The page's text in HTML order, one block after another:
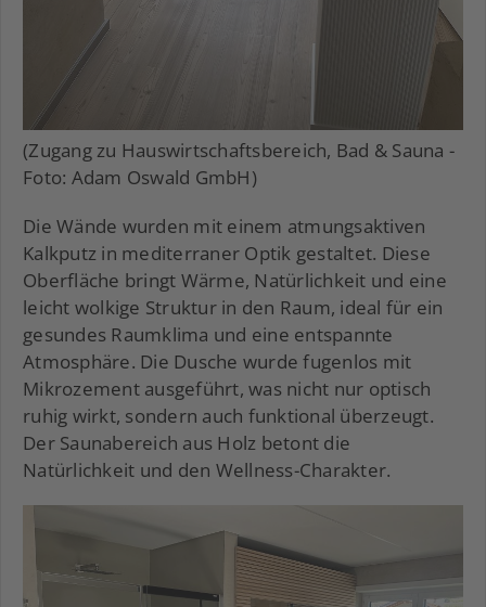
(Zugang zu Hauswirtschaftsbereich, Bad & Sauna -
Foto: Adam Oswald GmbH)
Die Wände wurden mit einem atmungsaktiven
Kalkputz in mediterraner Optik gestaltet. Diese
Oberfläche bringt Wärme, Natürlichkeit und eine
leicht wolkige Struktur in den Raum, ideal für ein
gesundes Raumklima und eine entspannte
Atmosphäre. Die Dusche wurde fugenlos mit
Mikrozement ausgeführt, was nicht nur optisch
ruhig wirkt, sondern auch funktional überzeugt.
Der Saunabereich aus Holz betont die
Natürlichkeit und den Wellness-Charakter.